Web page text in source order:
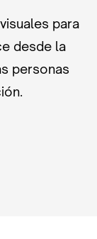
para
desde la
personas